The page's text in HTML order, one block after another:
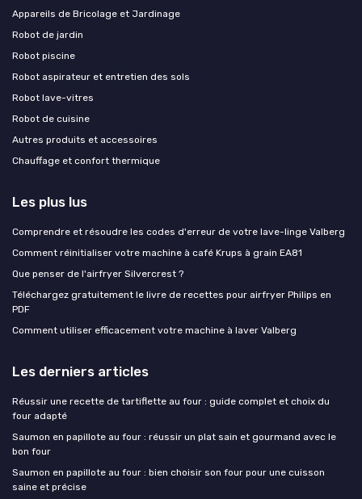
Appareils de Bricolage et Jardinage
Robot de jardin
Robot piscine
Robot aspirateur et entretien des sols
Robot lave-vitres
Robot de cuisine
Autres produits et accessoires
Chauffage et confort thermique
Les plus lus
Comprendre et résoudre les codes d'erreur de votre lave-linge Valberg
Comment réinitialiser votre machine à café Krups à grain EA81
Que penser de l'airfryer Silvercrest ?
Téléchargez gratuitement le livre de recettes pour airfryer Philips en
PDF
Comment utiliser efficacement votre machine à laver Valberg
Les derniers articles
Réussir une recette de tartiflette au four : guide complet et choix du
four adapté
Saumon en papillote au four : réussir un plat sain et gourmand avec le
bon four
Saumon en papillote au four : bien choisir son four pour une cuisson
saine et précise